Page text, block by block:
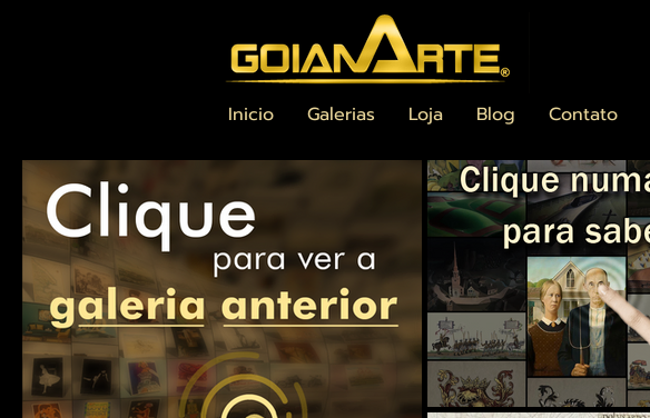
Inicio Galerias Loja Blog Contato